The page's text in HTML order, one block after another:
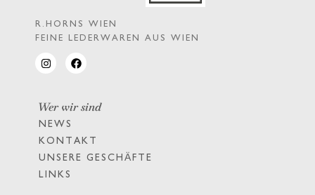
R.HORNS WIEN
FEINE LEDERWAREN AUS WIEN
Wer wir sind
NEWS
KONTAKT
UNSERE GESCHÄFTE
LINKS